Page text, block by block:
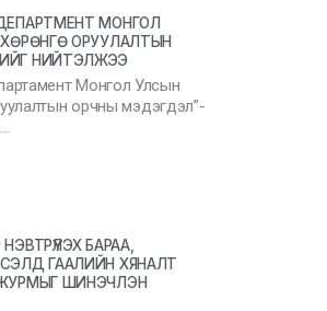
МОНГОЛ
ОРУУЛАЛТЫН
НИЙТЭЛЖЭЭ
Монгол Улсын
орчны мэдэгдэл”-
БАРАА,
ГААЛИЙН ХЯНАЛТ
ШИНЭЧЛЭН